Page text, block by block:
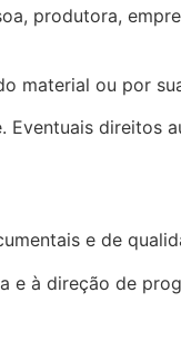
produtora,
material ou por
direitos
e de
e à direção de